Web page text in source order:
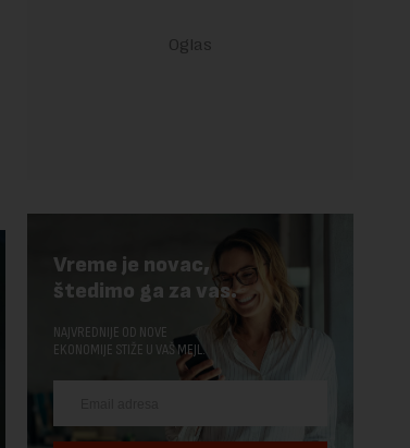
Vreme je novac,
štedimo ga za vas.
NAJVREDNIJE OD NOVE
EKONOMIJE STIŽE U VAŠ MEJL.